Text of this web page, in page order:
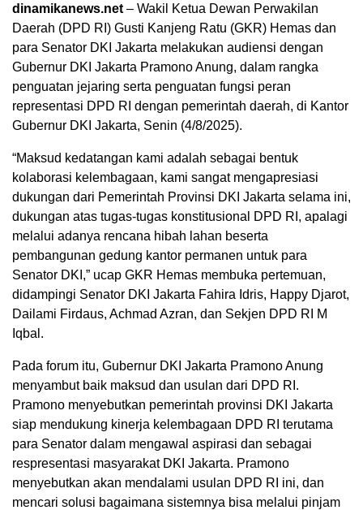
dinamikanews.net – Wakil Ketua Dewan Perwakilan
Daerah (DPD RI) Gusti Kanjeng Ratu (GKR) Hemas dan
para Senator DKI Jakarta melakukan audiensi dengan
Gubernur DKI Jakarta Pramono Anung, dalam rangka
penguatan jejaring serta penguatan fungsi peran
representasi DPD RI dengan pemerintah daerah, di Kantor
Gubernur DKI Jakarta, Senin (4/8/2025).
“Maksud kedatangan kami adalah sebagai bentuk
kolaborasi kelembagaan, kami sangat mengapresiasi
dukungan dari Pemerintah Provinsi DKI Jakarta selama ini,
dukungan atas tugas-tugas konstitusional DPD RI, apalagi
melalui adanya rencana hibah lahan beserta
pembangunan gedung kantor permanen untuk para
Senator DKI,” ucap GKR Hemas membuka pertemuan,
didampingi Senator DKI Jakarta Fahira Idris, Happy Djarot,
Dailami Firdaus, Achmad Azran, dan Sekjen DPD RI M
Iqbal.
Pada forum itu, Gubernur DKI Jakarta Pramono Anung
menyambut baik maksud dan usulan dari DPD RI.
Pramono menyebutkan pemerintah provinsi DKI Jakarta
siap mendukung kinerja kelembagaan DPD RI terutama
para Senator dalam mengawal aspirasi dan sebagai
respresentasi masyarakat DKI Jakarta. Pramono
menyebutkan akan mendalami usulan DPD RI ini, dan
mencari solusi bagaimana sistemnya bisa melalui pinjam